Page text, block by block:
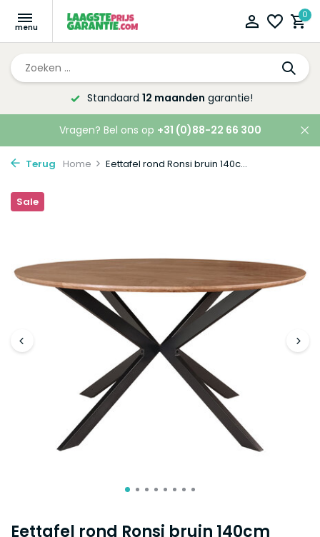
0
Standaard 12 maanden garantie!
Vragen? Bel ons op +31 (0)88-22 66 300
Terug Home Eettafel rond Ronsi bruin 140c...
Eettafel rond Ronsi bruin 140cm
Sale